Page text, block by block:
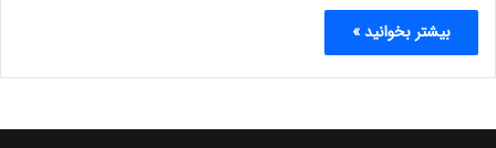
بیشتر بخوانید »